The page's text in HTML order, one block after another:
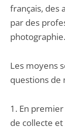
français, des
par des
photographie.
Les moyens
questions de
1. En
de collecte